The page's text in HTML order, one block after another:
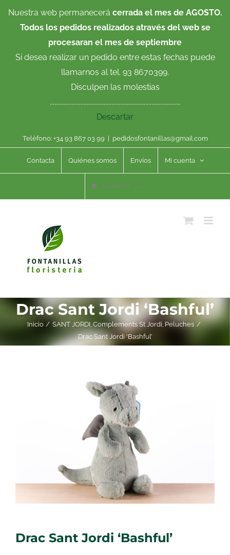
Nuestra web permanecerá cerrada el mes de AGOSTO.
Todos los pedidos realizados através del web se
procesaran el mes de septiembre
Si desea realizar un pedido entre estas fechas puede
llamarnos al tel. 93 8670399.
Disculpen las molestias
.....................................................................................
Descartar
Teléfono: +34 93 867 03 99 pedidosfontanillas@gmail.com
Contacta Quiénes somos Envíos Mi cuenta
CARRITO
Drac Sant Jordi ‘Bashful’
Inicio SANT JORDI Complements St Jordi Peluches
Drac Sant Jordi ‘Bashful’
Drac Sant Jordi ‘Bashful’